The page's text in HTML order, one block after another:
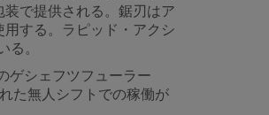
で提供される。鋸刃はア
する。ラピッド・アクシ
。
ゲシェフツフューラー
た無人シフトでの稼働が